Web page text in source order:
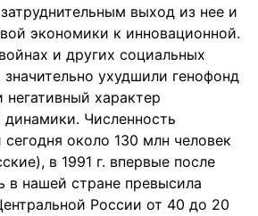
выход из нее и
экономики к инновационной.
и других социальных
значительно ухудшили генофонд
негативный характер
Численность
сегодня около 130 млн человек
в 1991 г. впервые после
в нашей стране превысила
России от 40 до 20